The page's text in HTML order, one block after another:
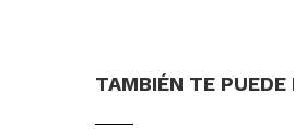
TAMBIÉN TE PUEDE